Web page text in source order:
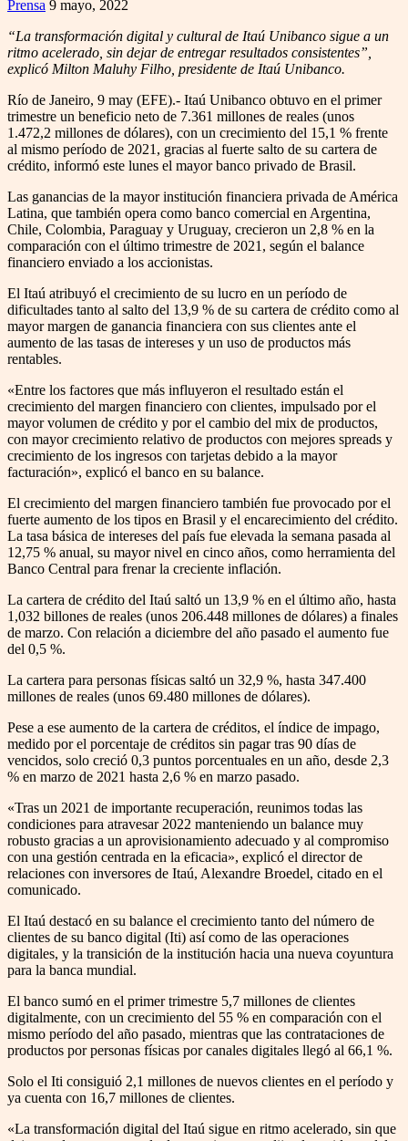
Prensa 9 mayo, 2022
“La transformación digital y cultural de Itaú Unibanco sigue a un
ritmo acelerado, sin dejar de entregar resultados consistentes”,
explicó Milton Maluhy Filho, presidente de Itaú Unibanco.
Río de Janeiro, 9 may (EFE).- Itaú Unibanco obtuvo en el primer
trimestre un beneficio neto de 7.361 millones de reales (unos
1.472,2 millones de dólares), con un crecimiento del 15,1 % frente
al mismo período de 2021, gracias al fuerte salto de su cartera de
crédito, informó este lunes el mayor banco privado de Brasil.
Las ganancias de la mayor institución financiera privada de América
Latina, que también opera como banco comercial en Argentina,
Chile, Colombia, Paraguay y Uruguay, crecieron un 2,8 % en la
comparación con el último trimestre de 2021, según el balance
financiero enviado a los accionistas.
El Itaú atribuyó el crecimiento de su lucro en un período de
dificultades tanto al salto del 13,9 % de su cartera de crédito como al
mayor margen de ganancia financiera con sus clientes ante el
aumento de las tasas de intereses y un uso de productos más
rentables.
«Entre los factores que más influyeron el resultado están el
crecimiento del margen financiero con clientes, impulsado por el
mayor volumen de crédito y por el cambio del mix de productos,
con mayor crecimiento relativo de productos con mejores spreads y
crecimiento de los ingresos con tarjetas debido a la mayor
facturación», explicó el banco en su balance.
El crecimiento del margen financiero también fue provocado por el
fuerte aumento de los tipos en Brasil y el encarecimiento del crédito.
La tasa básica de intereses del país fue elevada la semana pasada al
12,75 % anual, su mayor nivel en cinco años, como herramienta del
Banco Central para frenar la creciente inflación.
La cartera de crédito del Itaú saltó un 13,9 % en el último año, hasta
1,032 billones de reales (unos 206.448 millones de dólares) a finales
de marzo. Con relación a diciembre del año pasado el aumento fue
del 0,5 %.
La cartera para personas físicas saltó un 32,9 %, hasta 347.400
millones de reales (unos 69.480 millones de dólares).
Pese a ese aumento de la cartera de créditos, el índice de impago,
medido por el porcentaje de créditos sin pagar tras 90 días de
vencidos, solo creció 0,3 puntos porcentuales en un año, desde 2,3
% en marzo de 2021 hasta 2,6 % en marzo pasado.
«Tras un 2021 de importante recuperación, reunimos todas las
condiciones para atravesar 2022 manteniendo un balance muy
robusto gracias a un aprovisionamiento adecuado y al compromiso
con una gestión centrada en la eficacia», explicó el director de
relaciones con inversores de Itaú, Alexandre Broedel, citado en el
comunicado.
El Itaú destacó en su balance el crecimiento tanto del número de
clientes de su banco digital (Iti) así como de las operaciones
digitales, y la transición de la institución hacia una nueva coyuntura
para la banca mundial.
El banco sumó en el primer trimestre 5,7 millones de clientes
digitalmente, con un crecimiento del 55 % en comparación con el
mismo período del año pasado, mientras que las contrataciones de
productos por personas físicas por canales digitales llegó al 66,1 %.
Solo el Iti consiguió 2,1 millones de nuevos clientes en el período y
ya cuenta con 16,7 millones de clientes.
«La transformación digital del Itaú sigue en ritmo acelerado, sin que